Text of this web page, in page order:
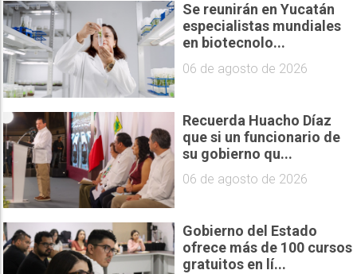
Se reunirán en Yucatán
especialistas mundiales
en biotecnolo...
06 de agosto de 2026
Recuerda Huacho Díaz
que si un funcionario de
su gobierno qu...
06 de agosto de 2026
Gobierno del Estado
ofrece más de 100 cursos
gratuitos en lí...